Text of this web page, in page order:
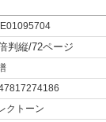
判縦/72ページ
クトーン